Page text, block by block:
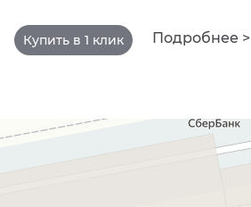
Купить в 1 клик Подробнее >